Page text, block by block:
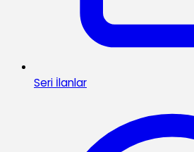
Seri İlanlar